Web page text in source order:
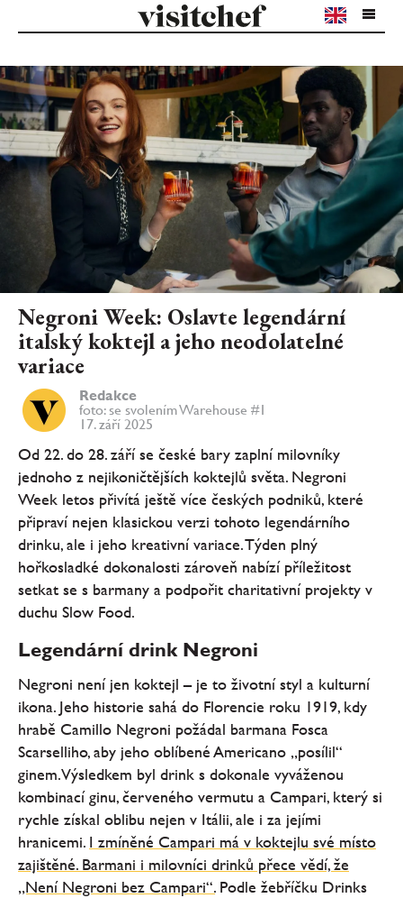
Negroni Week: Oslavte legendární
italský koktejl a jeho neodolatelné
variace
Redakce
foto: se svolením Warehouse #1
17. září 2025
Od 22. do 28. září se české bary zaplní milovníky
jednoho z nejikoničtějších koktejlů světa. Negroni
Week letos přivítá ještě více českých podniků, které
připraví nejen klasickou verzi tohoto legendárního
drinku, ale i jeho kreativní variace. Týden plný
hořkosladké dokonalosti zároveň nabízí příležitost
setkat se s barmany a podpořit charitativní projekty v
duchu Slow Food.
Legendární drink Negroni
Negroni není jen koktejl – je to životní styl a kulturní
ikona. Jeho historie sahá do Florencie roku 1919, kdy
hrabě Camillo Negroni požádal barmana Fosca
Scarselliho, aby jeho oblíbené Americano „posílil“
ginem. Výsledkem byl drink s dokonale vyváženou
kombinací ginu, červeného vermutu a Campari, který si
rychle získal oblibu nejen v Itálii, ale i za jejími
hranicemi. I zmíněné Campari má v koktejlu své místo
zajištěné. Barmani i milovníci drinků přece vědí, že
„Není Negroni bez Campari“.Podle žebříčku Drinks